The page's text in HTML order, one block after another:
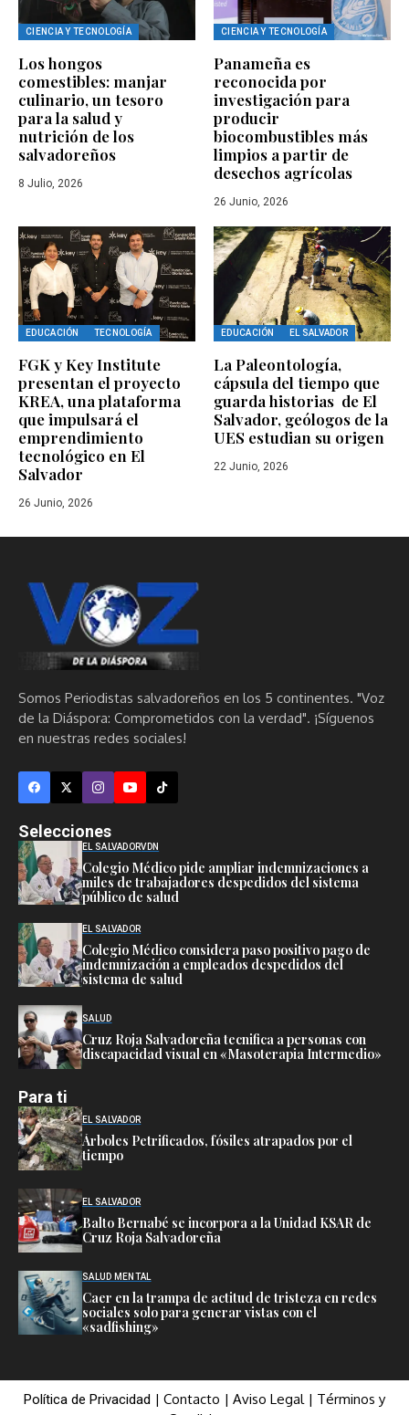
CIENCIA Y TECNOLOGÍA
Los hongos
comestibles: manjar
culinario, un tesoro
para la salud y
nutrición de los
salvadoreños
8 Julio, 2026
CIENCIA Y TECNOLOGÍA
Panameña es
reconocida por
investigación para
producir
biocombustibles más
limpios a partir de
desechos agrícolas
26 Junio, 2026
EDUCACIÓN TECNOLOGÍA
FGK y Key Institute
presentan el proyecto
KREA, una plataforma
que impulsará el
emprendimiento
tecnológico en El
Salvador
26 Junio, 2026
EDUCACIÓN EL SALVADOR
La Paleontología,
cápsula del tiempo que
guarda historias de El
Salvador, geólogos de la
UES estudian su origen
22 Junio, 2026
Somos Periodistas salvadoreños en los 5 continentes. "Voz
de la Diáspora: Comprometidos con la verdad". ¡Síguenos
en nuestras redes sociales!
Selecciones
EL SALVADORVDN
Colegio Médico pide ampliar indemnizaciones a
miles de trabajadores despedidos del sistema
público de salud
EL SALVADOR
Colegio Médico considera paso positivo pago de
indemnización a empleados despedidos del
sistema de salud
SALUD
Cruz Roja Salvadoreña tecnifica a personas con
discapacidad visual en «Masoterapia Intermedio»
Para ti
EL SALVADOR
Árboles Petrificados, fósiles atrapados por el
tiempo
EL SALVADOR
Balto Bernabé se incorpora a la Unidad KSAR de
Cruz Roja Salvadoreña
SALUD MENTAL
Caer en la trampa de actitud de tristeza en redes
sociales solo para generar vistas con el
«sadfishing»
Política de Privacidad | Contacto | Aviso Legal| Términos y